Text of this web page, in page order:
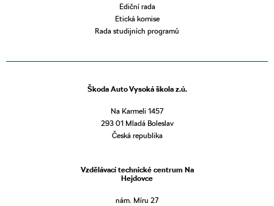
Ediční rada
Etická komise
Rada studijních programů
Škoda Auto Vysoká škola z.ú.
Na Karmeli 1457
293 01 Mladá Boleslav
Česká republika
Vzdělávací technické centrum Na
Hejdovce
nám. Míru 27